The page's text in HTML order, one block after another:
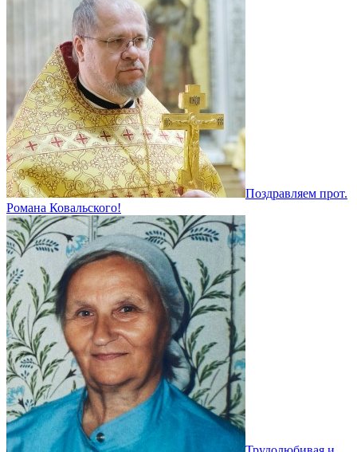
Поздравляем прот.
Романа Ковальского!